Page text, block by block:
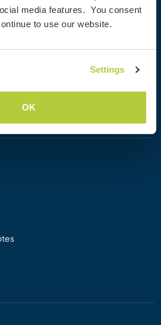
media features. You consent
to use our website.
Settings
OK